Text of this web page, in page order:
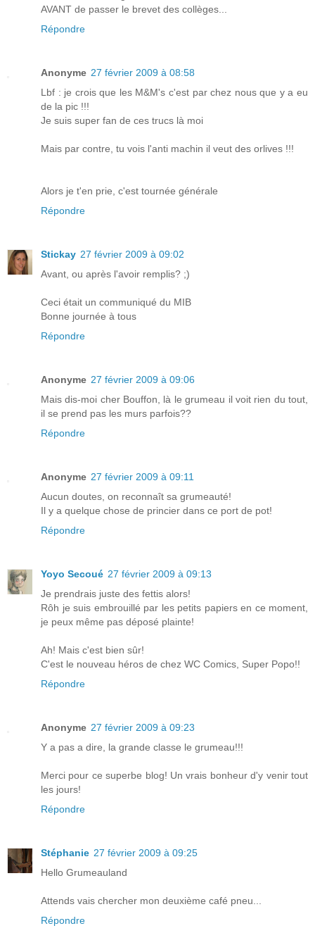
AVANT de passer le brevet des collèges...
Répondre
Anonyme 27 février 2009 à 08:58
Lbf : je crois que les M&M's c'est par chez nous que y a eu
de la pic !!!
Je suis super fan de ces trucs là moi
Mais par contre, tu vois l'anti machin il veut des orlives !!!
Alors je t'en prie, c'est tournée générale
Répondre
Stickay 27 février 2009 à 09:02
Avant, ou après l'avoir remplis? ;)
Ceci était un communiqué du MIB
Bonne journée à tous
Répondre
Anonyme 27 février 2009 à 09:06
Mais dis-moi cher Bouffon, là le grumeau il voit rien du tout,
il se prend pas les murs parfois??
Répondre
Anonyme 27 février 2009 à 09:11
Aucun doutes, on reconnaît sa grumeauté!
Il y a quelque chose de princier dans ce port de pot!
Répondre
Yoyo Secoué 27 février 2009 à 09:13
Je prendrais juste des fettis alors!
Rôh je suis embrouillé par les petits papiers en ce moment,
je peux même pas déposé plainte!
Ah! Mais c'est bien sûr!
C'est le nouveau héros de chez WC Comics, Super Popo!!
Répondre
Anonyme 27 février 2009 à 09:23
Y a pas a dire, la grande classe le grumeau!!!
Merci pour ce superbe blog! Un vrais bonheur d'y venir tout
les jours!
Répondre
Stéphanie 27 février 2009 à 09:25
Hello Grumeauland
Attends vais chercher mon deuxième café pneu...
Répondre